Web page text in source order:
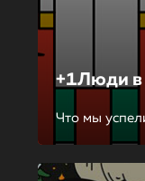
+1Люди в
Что мы